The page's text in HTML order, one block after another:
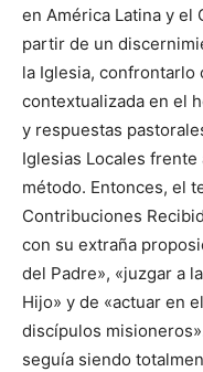
en América Latina y el
partir de un
la Iglesia, confrontarlo
contextualizada en el
y respuestas
Iglesias Locales
método. Entonces, el
Contribuciones
con su extraña
del Padre», «juzgar a
Hijo» y de «actuar en
discípulos
seguía siendo